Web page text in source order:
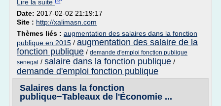
Lire la suite
Date: 2017-02-02 21:19:17
Site : http://xalimasn.com
Thèmes liés : augmentation des salaires dans la fonction
publique en 2015 / augmentation des salaire de la
fonction publique / demande d'emploi fonction publique
senegal / salaire dans la fonction publique /
demande d'emploi fonction publique
Salaires dans la fonction
publique−Tableaux de l'Économie ...